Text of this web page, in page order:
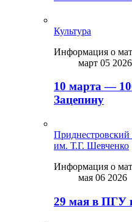
Культура
Информация о
март 05 2026
10 марта —
Зацепину
Приднестровский
им. Т.Г. Шевченко
Информация о
мая 06 2026
29 мая в ПГУ